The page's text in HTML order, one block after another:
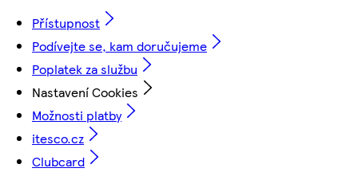
Přístupnost
Podívejte se, kam doručujeme
Poplatek za službu
Nastavení Cookies
Možnosti platby
itesco.cz
Clubcard